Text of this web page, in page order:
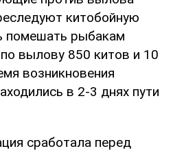
китобойную
помешать рыбакам
вылову 850 китов и 10
возникновения
в 2-3 днях пути
сработала перед